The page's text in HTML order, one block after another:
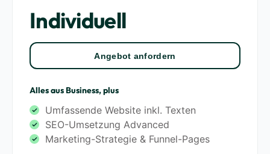
Individuell
Angebot anfordern
Alles aus Business, plus
Umfassende Website inkl. Texten
SEO-Umsetzung Advanced
Marketing-Strategie & Funnel-Pages